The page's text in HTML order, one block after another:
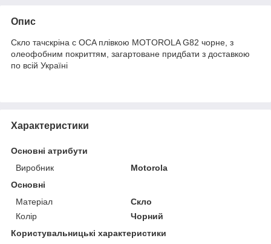
Опис
Скло тачскріна c OCA плівкою MOTOROLA G82 чорне, з
олеофобним покриттям, загартоване придбати з доставкою
по всій Україні
Характеристики
Основні атрибути
Виробник
Motorola
Основні
Матеріал
Скло
Колір
Чорний
Користувальницькі характеристики